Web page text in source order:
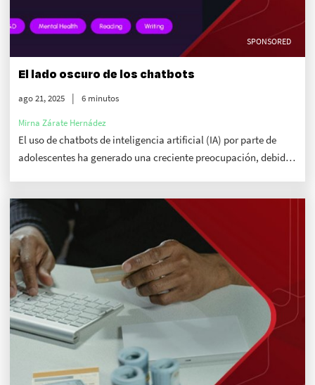
SPONSORED
El lado oscuro de los chatbots
ago 21, 2025 6 minutos
Mirna Zárate Hernádez
El uso de chatbots de inteligencia artificial (IA) por parte de
adolescentes ha generado una creciente preocupación, debido